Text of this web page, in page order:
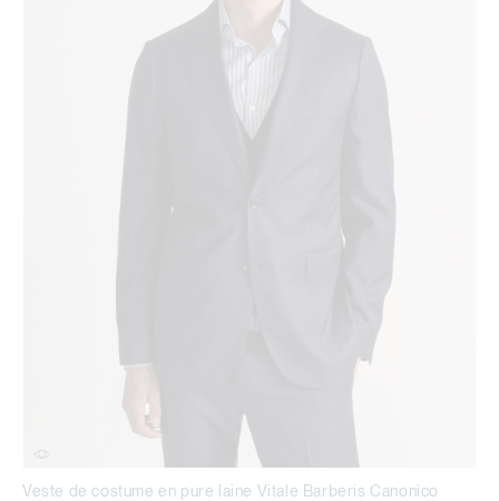
Veste de costume en pure laine Vitale Barberis Canonico